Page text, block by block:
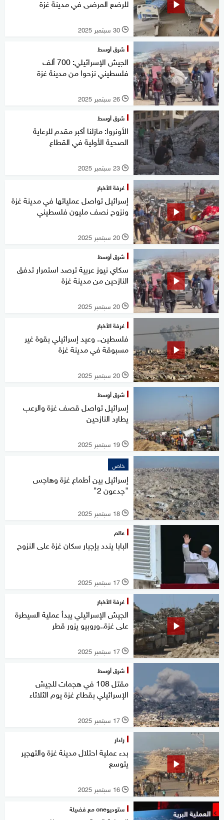
للرضع المرضى في مدينة غزة
l 30 سبتمبر 2025
شرق أوسط
الجيش الإسرائيلي: 700 ألف
فلسطيني نزحوا من مدينة غزة
l 26 سبتمبر 2025
شرق أوسط
الأونروا: مازلنا أكبر مقدم للرعاية
الصحية الأولية في القطاع
l 23 سبتمبر 2025
غرفة الأخبار
إسرائيل تواصل عملياتها في مدينة غزة
ونزوح نصف مليون فلسطيني
l 20 سبتمبر 2025
شرق أوسط
سكاي نيوز عربية ترصد استمرار تدفق
النازحين من مدينة غزة
l 20 سبتمبر 2025
غرفة الأخبار
فلسطين.. وعيد إسرائيلي بقوة غير
مسبوقة في مدينة غزة
l 20 سبتمبر 2025
شرق أوسط
إسرائيل تواصل قصف غزة والرعب
يطارد النازحين
l 19 سبتمبر 2025
خاص
إسرائيل بين أطماع غزة وهاجس
"جدعون 2"
l 18 سبتمبر 2025
عالم
البابا يندد بإجبار سكان غزة على النزوح
l 17 سبتمبر 2025
غرفة الأخبار
الجيش الإسرائيلي يبدأ عملية السيطرة
على غزة..وروبيو يزور قطر
l 17 سبتمبر 2025
شرق أوسط
مقتل 108 في هجمات للجيش
الإسرائيلي بقطاع غزة يوم الثلاثاء
l 17 سبتمبر 2025
رادار
بدء عملية احتلال مدينة غزة والتهجير
يتوسع
l 16 سبتمبر 2025
ستوديوone مع فضيلة